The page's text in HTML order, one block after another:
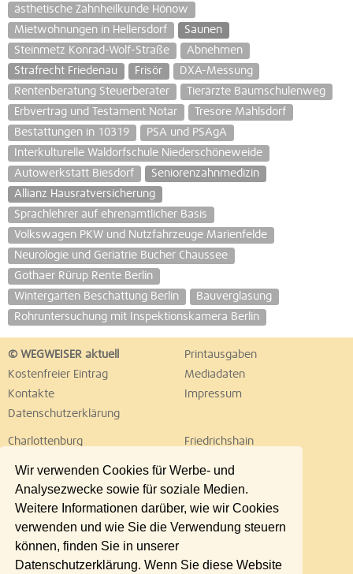
Wir verwenden Cookies für Werbe- und
Analysezwecke sowie für soziale Medien.
Weitere Informationen darüber, wie wir Cookies
verwenden und wie Sie die Verwendung steuern
können, finden Sie in unserer
Datenschutzerklärung. Wenn Sie diese Website
ästhetische Zahnheilkunde Hönow
Mietwohnungen in Hellersdorf
Saunen
Steinmetz Konrad-Wolf-Straße
Abnehmen
Strafrecht Friedenau
Frisör
DXA-Messung
Rentenberatung Steuerberater
Tierärzte Baumschulenweg
Erbvertrag und Testament Notar
Tresore Mahlsdorf
Bestattungen in 10319
PSA und PSAgA
Interkulturelle Waldorfschule Niederschöneweide
Autowerkstatt Biesdorf
Seniorenzahnmedizin
Allianz Hausratversicherung
Sprachlehrer auf ehrenamtlicher Basis
Volkswagen PKW und Nutzfahrzeuge Marienfelde
Neurologie und Geriatrie Bucher Chaussee
Gothaer Rürup Rente Berlin
Wintergarten Beschattung Berlin
Bauverglasung
Rohruntersuchung mit Inspektionskamera Berlin
© WEGWEISER aktuell
Printausgaben
Kostenfreier Eintrag
Mediadaten
Kontakte
Impressum
Datenschutzerklärung
Charlottenburg
Friedrichshain
Lichtenberg
Marzahn
Neukölln
Pankow
Reinickendorf
Schöneberg